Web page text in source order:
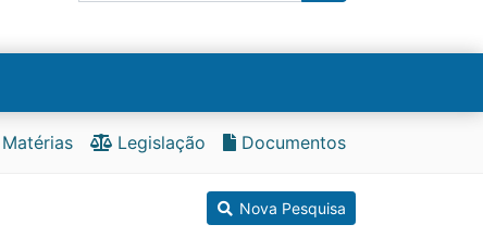
Matérias Legislação Documentos
Nova Pesquisa